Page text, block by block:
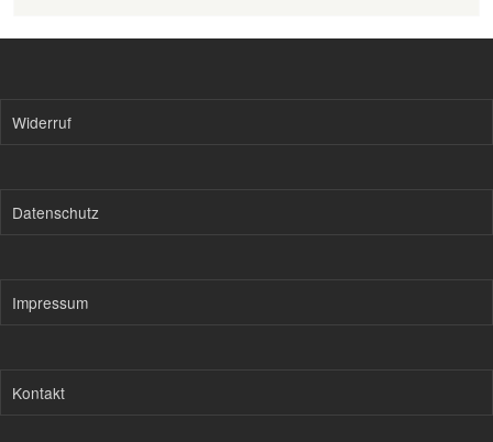
Widerruf
Datenschutz
Impressum
Kontakt